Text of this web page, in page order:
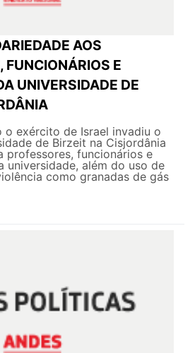
AOS
FUNCIONÁRIOS E
UNIVERSIDADE DE
o exército de Israel invadiu o
de Birzeit na Cisjordânia
professores, funcionários e
universidade, além do uso de
como granadas de gás